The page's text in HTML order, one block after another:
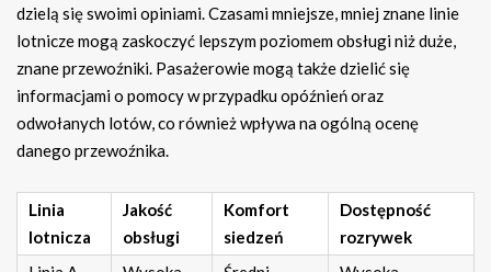
dzielą się swoimi opiniami. Czasami mniejsze, mniej znane linie
lotnicze mogą zaskoczyć lepszym poziomem obsługi niż duże,
znane przewoźniki. Pasażerowie mogą także dzielić się
informacjami o pomocy w przypadku opóźnień oraz
odwołanych lotów, co również wpływa na ogólną ocenę
danego przewoźnika.
Linia
lotnicza
Jakość
obsługi
Komfort
siedzeń
Dostępność
rozrywek